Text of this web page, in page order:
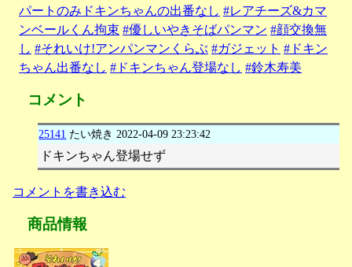
パートのみドキンちゃんの出番なし #レアチーズ&カマ
ンベールくん拘束 #優しいやきそばパンマン #顔交換無
し #それいけ!アンパンマンくらぶ #ガジェット #ドキン
ちゃん出番なし #ドキンちゃん登場なし #鈴木寿美
コメント
25141 たい焼き 2022-04-09 23:23:42
ドキンちゃん登場せず
コメントを書き込む
商品情報